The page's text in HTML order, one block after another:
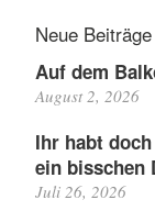
Neue Beiträge
Auf dem
August 2, 2026
Ihr habt
ein bisschen
Juli 26, 2026